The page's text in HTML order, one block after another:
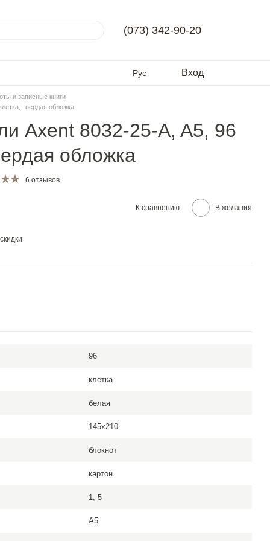
(073) 342-90-20
Рус Вход
и записные книги
твердая обложка
Axent 8032-25-A, A5, 96
обложка
6 отзывов
К сравнению В желания
96
клетка
белая
145x210
блокнот
картон
1, 5
A5